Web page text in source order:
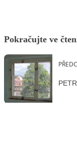
Pokračujte ve